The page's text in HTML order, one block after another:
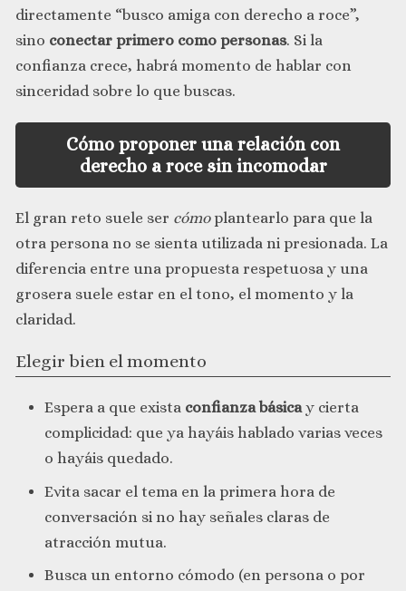
directamente “busco amiga con derecho a roce”,
sino conectar primero como personas. Si la
confianza crece, habrá momento de hablar con
sinceridad sobre lo que buscas.
Cómo proponer una relación con
derecho a roce sin incomodar
El gran reto suele ser cómoplantearlo para que la
otra persona no se sienta utilizada ni presionada. La
diferencia entre una propuesta respetuosa y una
grosera suele estar en el tono, el momento y la
claridad.
Elegir bien el momento
Espera a que exista confianza básicay cierta
complicidad: que ya hayáis hablado varias veces
o hayáis quedado.
Evita sacar el tema en la primera hora de
conversación si no hay señales claras de
atracción mutua.
Busca un entorno cómodo (en persona o por